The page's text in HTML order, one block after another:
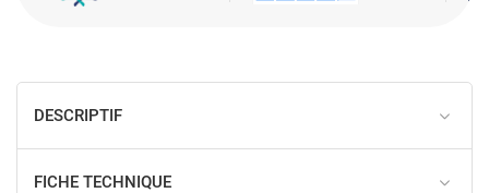
DESCRIPTIF
FICHE TECHNIQUE